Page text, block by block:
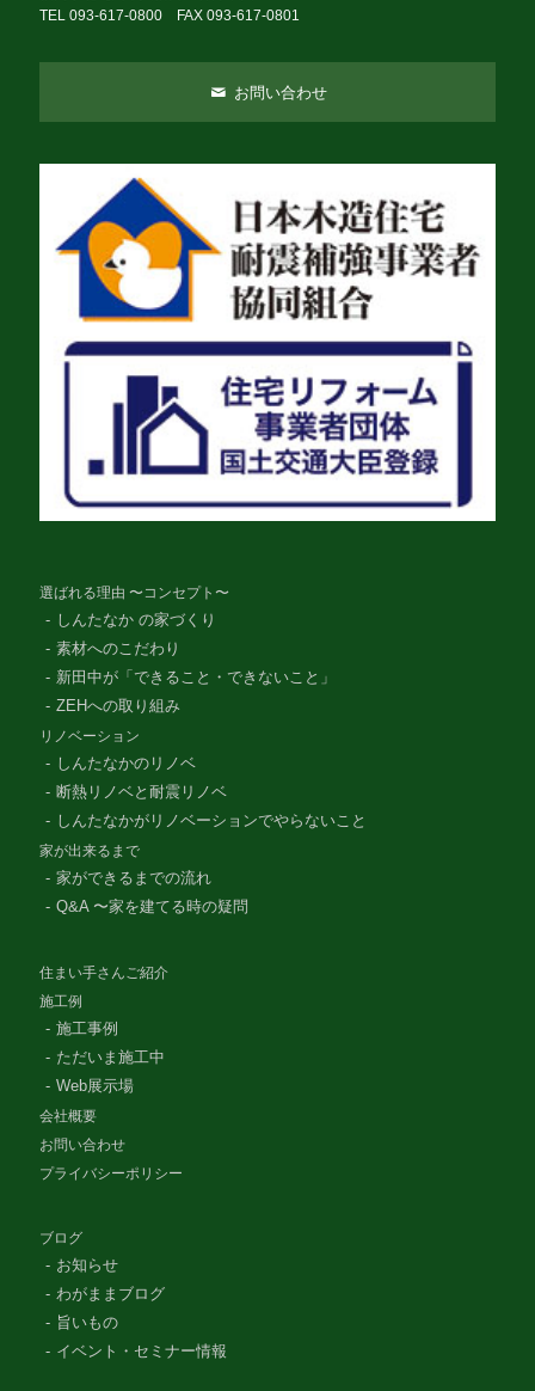
TEL 093-617-0800 FAX 093-617-0801
お問い合わせ
選ばれる理由 〜コンセプト〜
しんたなか の家づくり
素材へのこだわり
新田中が「できること・できないこと」
ZEHへの取り組み
リノベーション
しんたなかのリノベ
断熱リノベと耐震リノベ
しんたなかがリノベーションでやらないこと
家が出来るまで
家ができるまでの流れ
Q&A 〜家を建てる時の疑問
住まい手さんご紹介
施工例
施工事例
ただいま施工中
Web展示場
会社概要
お問い合わせ
プライバシーポリシー
ブログ
お知らせ
わがままブログ
旨いもの
イベント・セミナー情報